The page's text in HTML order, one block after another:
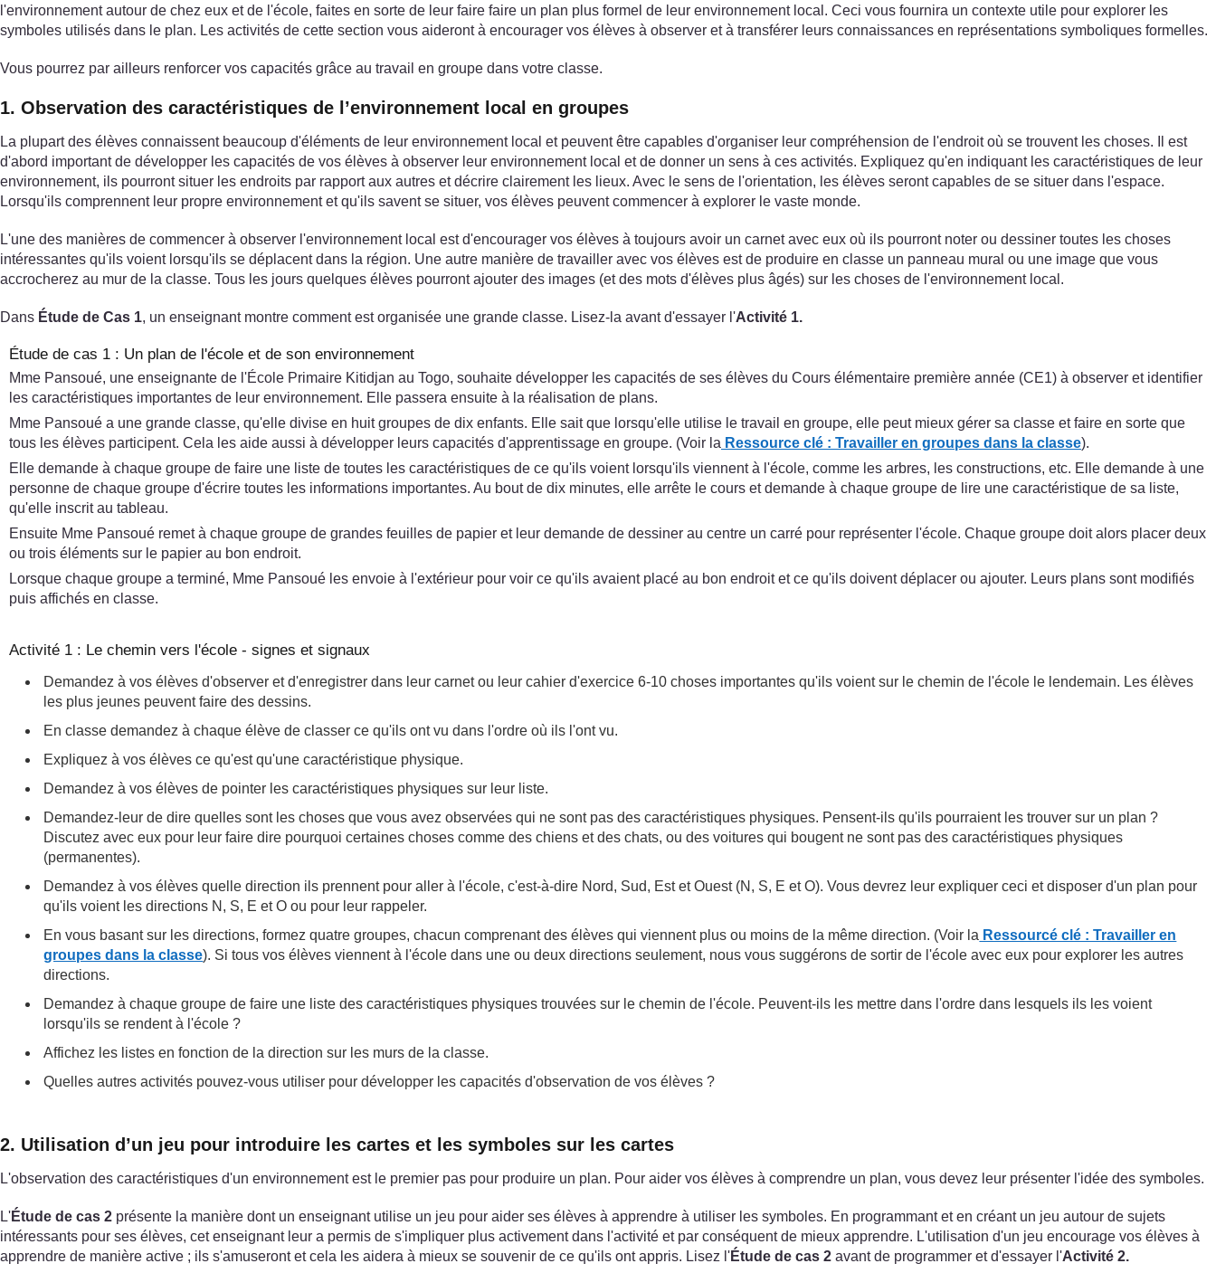
l'environnement autour de chez eux et de l'école, faites en sorte de leur faire faire un plan plus formel de leur environnement local. Ceci vous fournira un contexte utile pour explorer les
symboles utilisés dans le plan. Les activités de cette section vous aideront à encourager vos élèves à observer et à transférer leurs connaissances en représentations symboliques formelles.
Vous pourrez par ailleurs renforcer vos capacités grâce au travail en groupe dans votre classe.
1. Observation des caractéristiques de l’environnement local en groupes
La plupart des élèves connaissent beaucoup d'éléments de leur environnement local et peuvent être capables d'organiser leur compréhension de l'endroit où se trouvent les choses. Il est
d'abord important de développer les capacités de vos élèves à observer leur environnement local et de donner un sens à ces activités. Expliquez qu'en indiquant les caractéristiques de leur
environnement, ils pourront situer les endroits par rapport aux autres et décrire clairement les lieux. Avec le sens de l'orientation, les élèves seront capables de se situer dans l'espace.
Lorsqu'ils comprennent leur propre environnement et qu'ils savent se situer, vos élèves peuvent commencer à explorer le vaste monde.
L'une des manières de commencer à observer l'environnement local est d'encourager vos élèves à toujours avoir un carnet avec eux où ils pourront noter ou dessiner toutes les choses
intéressantes qu'ils voient lorsqu'ils se déplacent dans la région. Une autre manière de travailler avec vos élèves est de produire en classe un panneau mural ou une image que vous
accrocherez au mur de la classe. Tous les jours quelques élèves pourront ajouter des images (et des mots d'élèves plus âgés) sur les choses de l'environnement local.
Dans Étude de Cas 1, un enseignant montre comment est organisée une grande classe. Lisez-la avant d'essayer l'Activité 1.
Étude de cas 1 : Un plan de l'école et de son environnement
Mme Pansoué, une enseignante de l'École Primaire Kitidjan au Togo, souhaite développer les capacités de ses élèves du Cours élémentaire première année (CE1) à observer et identifier
les caractéristiques importantes de leur environnement. Elle passera ensuite à la réalisation de plans.
Mme Pansoué a une grande classe, qu'elle divise en huit groupes de dix enfants. Elle sait que lorsqu'elle utilise le travail en groupe, elle peut mieux gérer sa classe et faire en sorte que
tous les élèves participent. Cela les aide aussi à développer leurs capacités d'apprentissage en groupe. (Voir la Ressource clé : Travailler en groupes dans la classe).
Elle demande à chaque groupe de faire une liste de toutes les caractéristiques de ce qu'ils voient lorsqu'ils viennent à l'école, comme les arbres, les constructions, etc. Elle demande à une
personne de chaque groupe d'écrire toutes les informations importantes. Au bout de dix minutes, elle arrête le cours et demande à chaque groupe de lire une caractéristique de sa liste,
qu'elle inscrit au tableau.
Ensuite Mme Pansoué remet à chaque groupe de grandes feuilles de papier et leur demande de dessiner au centre un carré pour représenter l'école. Chaque groupe doit alors placer deux
ou trois éléments sur le papier au bon endroit.
Lorsque chaque groupe a terminé, Mme Pansoué les envoie à l'extérieur pour voir ce qu'ils avaient placé au bon endroit et ce qu'ils doivent déplacer ou ajouter. Leurs plans sont modifiés
puis affichés en classe.
Activité 1 : Le chemin vers l'école - signes et signaux
Demandez à vos élèves d'observer et d'enregistrer dans leur carnet ou leur cahier d'exercice 6-10 choses importantes qu'ils voient sur le chemin de l'école le lendemain. Les élèves
les plus jeunes peuvent faire des dessins.
En classe demandez à chaque élève de classer ce qu'ils ont vu dans l'ordre où ils l'ont vu.
Expliquez à vos élèves ce qu'est qu'une caractéristique physique.
Demandez à vos élèves de pointer les caractéristiques physiques sur leur liste.
Demandez-leur de dire quelles sont les choses que vous avez observées qui ne sont pas des caractéristiques physiques. Pensent-ils qu'ils pourraient les trouver sur un plan ?
Discutez avec eux pour leur faire dire pourquoi certaines choses comme des chiens et des chats, ou des voitures qui bougent ne sont pas des caractéristiques physiques
(permanentes).
Demandez à vos élèves quelle direction ils prennent pour aller à l'école, c'est-à-dire Nord, Sud, Est et Ouest (N, S, E et O). Vous devrez leur expliquer ceci et disposer d'un plan pour
qu'ils voient les directions N, S, E et O ou pour leur rappeler.
En vous basant sur les directions, formez quatre groupes, chacun comprenant des élèves qui viennent plus ou moins de la même direction. (Voir la Ressourcé clé : Travailler en
groupes dans la classe). Si tous vos élèves viennent à l'école dans une ou deux directions seulement, nous vous suggérons de sortir de l'école avec eux pour explorer les autres
directions.
Demandez à chaque groupe de faire une liste des caractéristiques physiques trouvées sur le chemin de l'école. Peuvent-ils les mettre dans l'ordre dans lesquels ils les voient
lorsqu'ils se rendent à l'école ?
Affichez les listes en fonction de la direction sur les murs de la classe.
Quelles autres activités pouvez-vous utiliser pour développer les capacités d'observation de vos élèves ?
2. Utilisation d’un jeu pour introduire les cartes et les symboles sur les cartes
L'observation des caractéristiques d'un environnement est le premier pas pour produire un plan. Pour aider vos élèves à comprendre un plan, vous devez leur présenter l'idée des symboles.
L'Étude de cas 2 présente la manière dont un enseignant utilise un jeu pour aider ses élèves à apprendre à utiliser les symboles. En programmant et en créant un jeu autour de sujets
intéressants pour ses élèves, cet enseignant leur a permis de s'impliquer plus activement dans l'activité et par conséquent de mieux apprendre. L'utilisation d'un jeu encourage vos élèves à
apprendre de manière active ; ils s'amuseront et cela les aidera à mieux se souvenir de ce qu'ils ont appris. Lisez l'Étude de cas 2 avant de programmer et d'essayer l'Activité 2.